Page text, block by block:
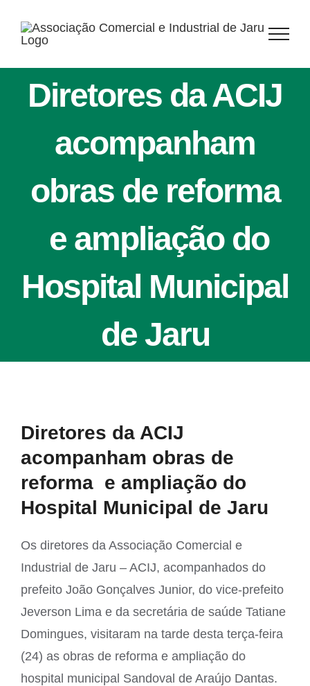
para
Diretores da ACIJ
acompanham
obras de reforma
e ampliação do
Hospital Municipal
de Jaru
Larger
Image
Diretores da ACIJ
acompanham obras de
reforma e ampliação do
Hospital Municipal de Jaru
Os diretores da Associação Comercial e
Industrial de Jaru – ACIJ, acompanhados do
prefeito João Gonçalves Junior, do vice-prefeito
Jeverson Lima e da secretária de saúde Tatiane
Domingues, visitaram na tarde desta terça-feira
(24) as obras de reforma e ampliação do
hospital municipal Sandoval de Araújo Dantas.